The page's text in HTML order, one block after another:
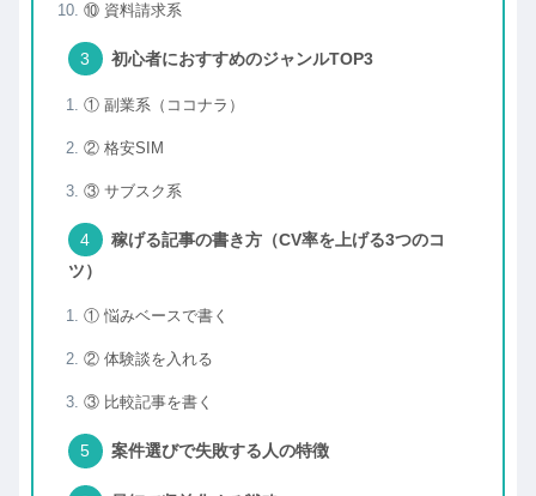
⑩ 資料請求系
初心者におすすめのジャンルTOP3
① 副業系（ココナラ）
② 格安SIM
③ サブスク系
稼げる記事の書き方（CV率を上げる3つのコ
ツ）
① 悩みベースで書く
② 体験談を入れる
③ 比較記事を書く
案件選びで失敗する人の特徴